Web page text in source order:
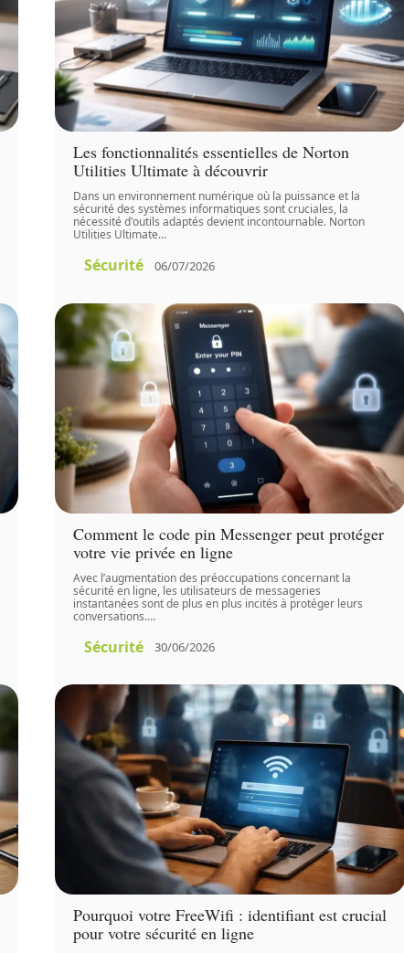
Les fonctionnalités essentielles de Norton
Utilities Ultimate à découvrir
Dans un environnement numérique où la puissance et la
sécurité des systèmes informatiques sont cruciales, la
nécessité d'outils adaptés devient incontournable. Norton
Utilities Ultimate…
Sécurité 06/07/2026
Comment le code pin Messenger peut protéger
votre vie privée en ligne
Avec l’augmentation des préoccupations concernant la
sécurité en ligne, les utilisateurs de messageries
instantanées sont de plus en plus incités à protéger leurs
conversations.…
Sécurité 30/06/2026
Pourquoi votre FreeWifi : identifiant est crucial
pour votre sécurité en ligne